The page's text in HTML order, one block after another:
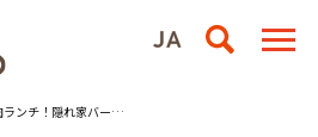
祇園で肉ランチ！隠れ家バー［Bistro×Bar HAKONIWA（ビストロ バー ハコニワ）］で冬のこたつテラス体験